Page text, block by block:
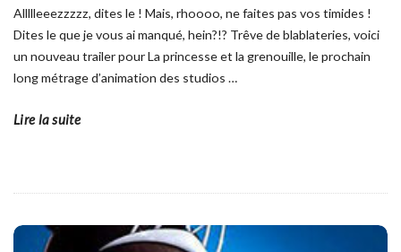
Allllleeezzzzz, dites le ! Mais, rhoooo, ne faites pas vos timides !
Dites le que je vous ai manqué, hein?!? Trêve de blablateries, voici
un nouveau trailer pour La princesse et la grenouille, le prochain
long métrage d’animation des studios …
Lire la suite